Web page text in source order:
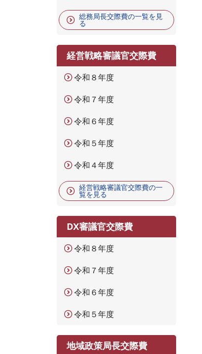
総務局長交際費の一覧を見
る
経営戦略審議官交際費
令和８年度
令和７年度
令和６年度
令和５年度
令和４年度
経営戦略審議官交際費の一
覧を見る
DX審議官交際費
令和８年度
令和７年度
令和６年度
令和５年度
地域政策局長交際費